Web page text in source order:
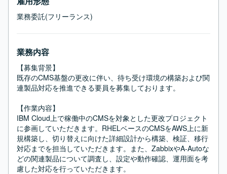
業務委託(フリーランス)
業務内容
【募集背景】
既存のCMS基盤の更改に伴い、待ち受け環境の構築および関
連製品対応を推進できる要員を募集しております。
【作業内容】
IBM Cloud上で稼働中のCMSを対象とした更改プロジェクト
に参画していただきます。RHELベースのCMSをAWS上に新
規構築し、切り替えに向けた詳細設計から構築、検証、移行
対応までを担当していただきます。また、ZabbixやA-Autoな
どの関連製品について調査し、設定や動作確認、運用面を考
慮した対応を行っていただきます。